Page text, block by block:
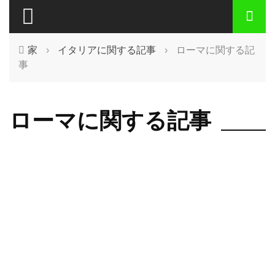
家 › イタリアに関する記事 ›
ローマに関する記
事
ローマに関する記事